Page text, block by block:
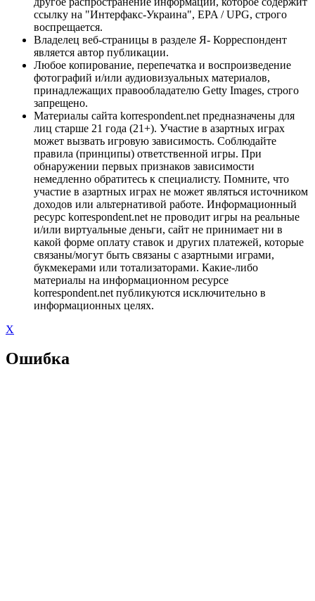
ссылку на "Интерфакс-Украина", EPA / UPG, строго
воспрещается.
Владелец веб-страницы в разделе Я- Корреспондент
является автор публикации.
Любое копирование, перепечатка и воспроизведение
фотографий и/или аудиовизуальных материалов,
принадлежащих правообладателю Getty Images, строго
запрещено.
Материалы сайта korrespondent.net предназначены для
лиц старше 21 года (21+). Участие в азартных играх
может вызвать игровую зависимость. Соблюдайте
правила (принципы) ответственной игры. При
обнаружении первых признаков зависимости
немедленно обратитесь к специалисту. Помните, что
участие в азартных играх не может являться источником
доходов или альтернативой работе. Информационный
ресурс korrespondent.net не проводит игры на реальные
и/или виртуальные деньги, сайт не принимает ни в
какой форме оплату ставок и других платежей, которые
связаны/могут быть связаны с азартными играми,
букмекерами или тотализаторами. Какие-либо
материалы на информационном ресурсе
korrespondent.net публикуются исключительно в
информационных целях.
X
Ошибка